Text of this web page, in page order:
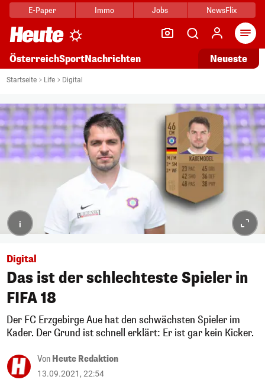
E-Paper Immo Jobs NewsFlix
ÖsterreichSportNachrichten Neueste
Startseite Life Digital
i
Digital
Das ist der schlechteste Spieler in
FIFA 18
Der FC Erzgebirge Aue hat den schwächsten Spieler im
Kader. Der Grund ist schnell erklärt: Er ist gar kein Kicker.
Von Heute Redaktion
13.09.2021, 22:54